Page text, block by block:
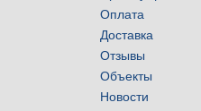
Оплата
Доставка
Отзывы
Объекты
Новости